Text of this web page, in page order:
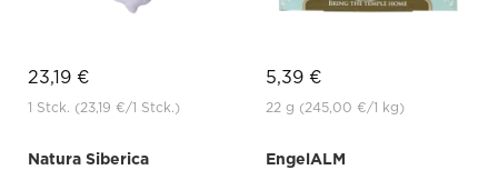
23,19 €
1 Stck. (23,19 €/1 Stck.)
5,39 €
22 g (245,00 €/1 kg)
Natura Siberica
EngelALM